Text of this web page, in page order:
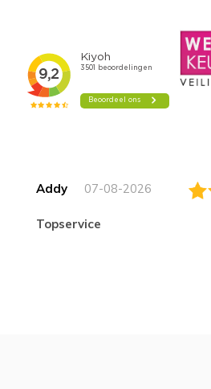
Addy 07-08-2026
topservice